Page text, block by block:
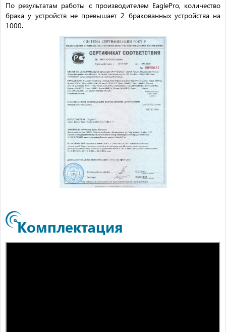
По результатам работы с производителем EaglePro, количество
брака у устройств не превышает 2 бракованных устройства на
1000.
Комплектация